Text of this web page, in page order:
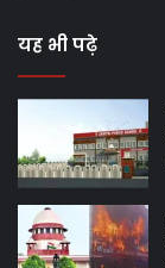
यह भी पढ़े